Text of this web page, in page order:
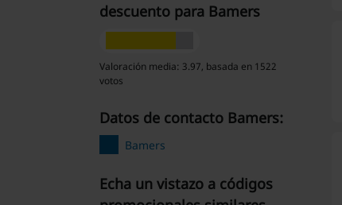
descuento para Bamers
Valoración media: 3.97, basada en 1522
votos
Datos de contacto Bamers:
Bamers
Echa un vistazo a códigos